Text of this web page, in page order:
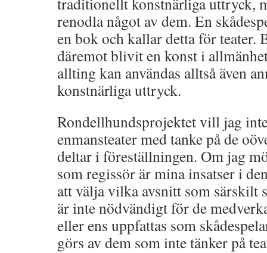
renodla något av dem. En
en bok och kallar detta för teater.
däremot blivit en konst i
allting kan användas alltså även
konstnärliga uttryck.
Rondellhundsprojektet vill jag
enmansteater med tanke på de
deltar i föreställningen. Om jag
som regissör är mina insatser i
att välja vilka avsnitt som särskilt
är inte nödvändigt för de
eller ens uppfattas som
görs av dem som inte tänker på